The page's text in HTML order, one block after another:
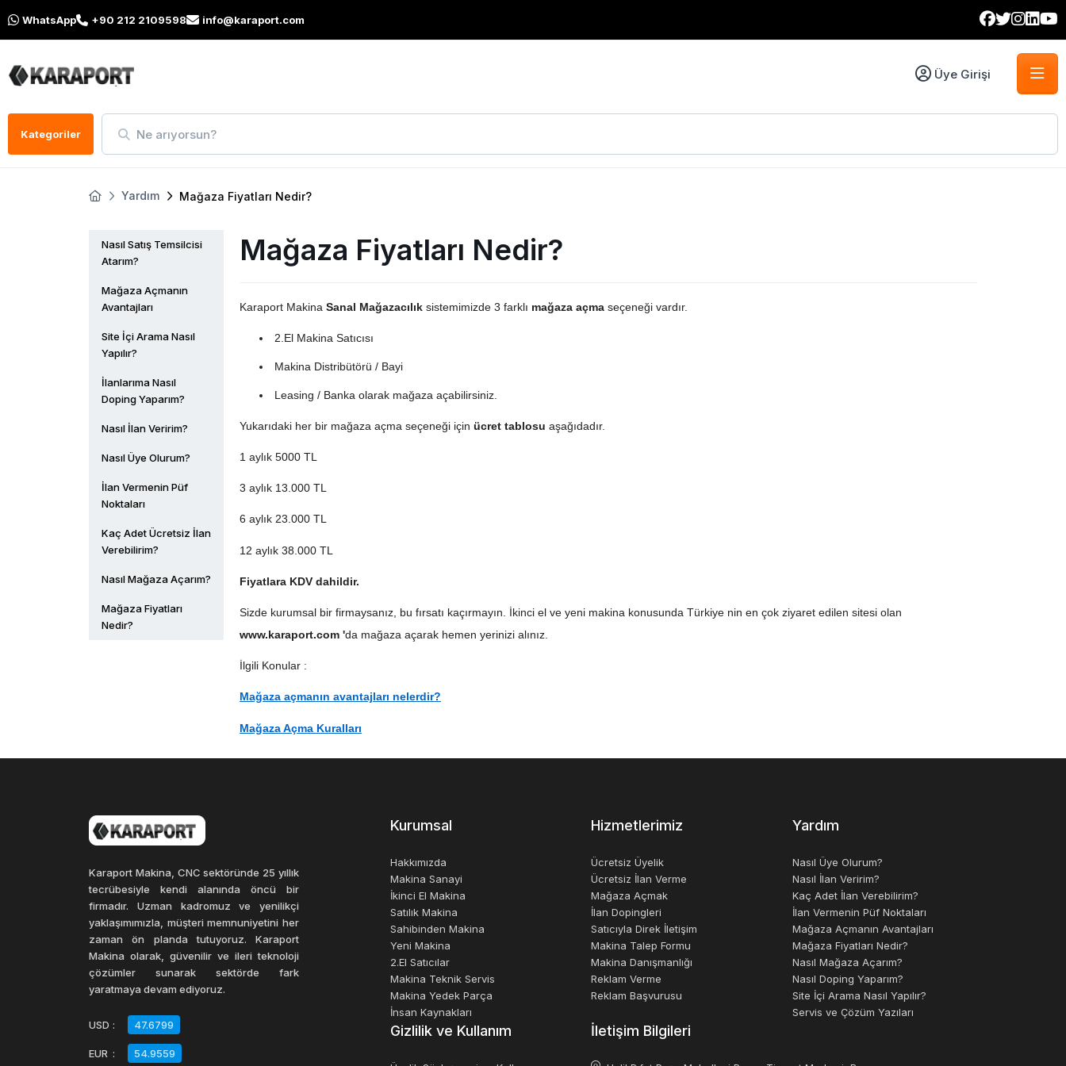
WhatsApp +90 212 2109598 info@karaport.com
Üye Girişi
Kategoriler Ne arıyorsun?
Yardım Mağaza Fiyatları Nedir?
Nasıl Satış Temsilcisi
Atarım?
Mağaza Açmanın
Avantajları
Site İçi Arama Nasıl
Yapılır?
İlanlarıma Nasıl
Doping Yaparım?
Nasıl İlan Veririm?
Nasıl Üye Olurum?
İlan Vermenin Püf
Noktaları
Kaç Adet Ücretsiz İlan
Verebilirim?
Nasıl Mağaza Açarım?
Mağaza Fiyatları
Nedir?
Mağaza Fiyatları Nedir?
Karaport Makina Sanal Mağazacılık sistemimizde 3 farklı mağaza açma seçeneği vardır.
2.El Makina Satıcısı
Makina Distribütörü / Bayi
Leasing / Banka olarak mağaza açabilirsiniz.
Yukarıdaki her bir mağaza açma seçeneği için ücret tablosu aşağıdadır.
1 aylık 5000 TL
3 aylık 13.000 TL
6 aylık 23.000 TL
12 aylık 38.000 TL
Fiyatlara KDV dahildir.
Sizde kurumsal bir firmaysanız, bu fırsatı kaçırmayın. İkinci el ve yeni makina konusunda Türkiye nin en çok ziyaret edilen sitesi olan
www.karaport.com 'da mağaza açarak hemen yerinizi alınız.
İlgili Konular :
Mağaza açmanın avantajları nelerdir?
Mağaza Açma Kuralları
Karaport Makina, CNC sektöründe 25 yıllık
tecrübesiyle kendi alanında öncü bir
firmadır. Uzman kadromuz ve yenilikçi
yaklaşımımızla, müşteri memnuniyetini her
zaman ön planda tutuyoruz. Karaport
Makina olarak, güvenilir ve ileri teknoloji
çözümler sunarak sektörde fark
yaratmaya devam ediyoruz.
USD : 47.6799
EUR : 54.9559
Kurumsal
Hakkımızda
Makina Sanayi
İkinci El Makina
Satılık Makina
Sahibinden Makina
Yeni Makina
2.El Satıcılar
Makina Teknik Servis
Makina Yedek Parça
İnsan Kaynakları
Hizmetlerimiz
Ücretsiz Üyelik
Ücretsiz İlan Verme
Mağaza Açmak
İlan Dopingleri
Satıcıyla Direk İletişim
Makina Talep Formu
Makina Danışmanlığı
Reklam Verme
Reklam Başvurusu
Yardım
Nasıl Üye Olurum?
Nasıl İlan Veririm?
Kaç Adet İlan Verebilirim?
İlan Vermenin Püf Noktaları
Mağaza Açmanın Avantajları
Mağaza Fiyatları Nedir?
Nasıl Mağaza Açarım?
Nasıl Doping Yaparım?
Site İçi Arama Nasıl Yapılır?
Servis ve Çözüm Yazıları
Gizlilik ve Kullanım İletişim Bilgileri